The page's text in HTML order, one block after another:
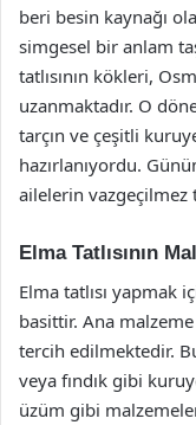
beri besin kaynağı
simgesel bir anlam
tatlısının kökleri,
uzanmaktadır. O
tarçın ve çeşitli
hazırlanıyordu.
ailelerin vazgeçilmez
Elma Tatlısının
Elma tatlısı yapmak
basittir. Ana
tercih edilmektedir.
veya fındık gibi
üzüm gibi